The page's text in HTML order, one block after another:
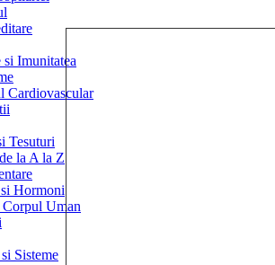
si Imunitatea
Cardiovascular
Tesuturi
la A la Z
Hormoni
Uman
Sisteme